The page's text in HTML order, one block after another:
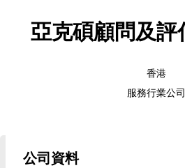
亞克碩顧問及評
香港
服務行業公司
公司資料